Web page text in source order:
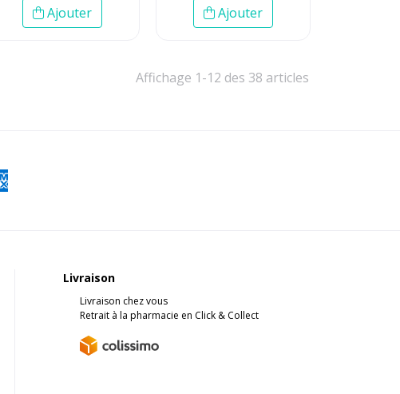
Ajouter Ajouter
Affichage 1-12 des 38 articles
Livraison
Livraison chez vous
Retrait à la pharmacie en Click & Collect